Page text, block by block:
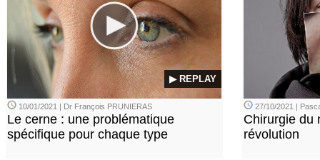
▶ REPLAY
10/01/2021 | Dr François PRUNIERAS
Le cerne : une problématique
spécifique pour chaque type
27/10/2021 |
Chirurgie du
révolution